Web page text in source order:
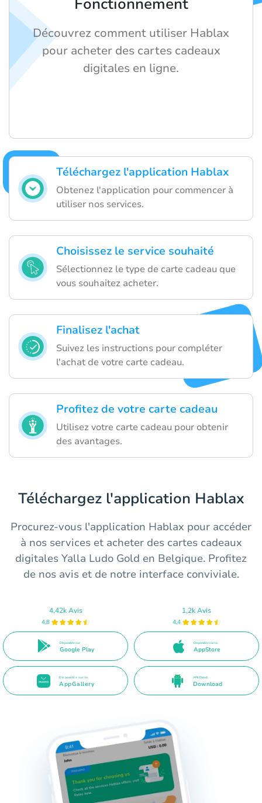
Téléchargez l'application Hablax
Obtenez l'application pour commencer à
utiliser nos services.
Choisissez le service souhaité
Sélectionnez le type de carte cadeau que
vous souhaitez acheter.
Finalisez l'achat
Suivez les instructions pour compléter
l'achat de votre carte cadeau.
Profitez de votre carte cadeau
Utilisez votre carte cadeau pour obtenir
des avantages.
Fonctionnement
Découvrez comment utiliser Hablax
pour acheter des cartes cadeaux
digitales en ligne.
Téléchargez l'application Hablax
Procurez-vous l'application Hablax pour accéder
à nos services et acheter des cartes cadeaux
digitales Yalla Ludo Gold en Belgique. Profitez
de nos avis et de notre interface conviviale.
4,42k Avis
4,8
Disponible sur
Google Play
1,2k Avis
4,4
Disponible sur la
AppStore
Disponible sur la
AppGallery
APK Direct
Download